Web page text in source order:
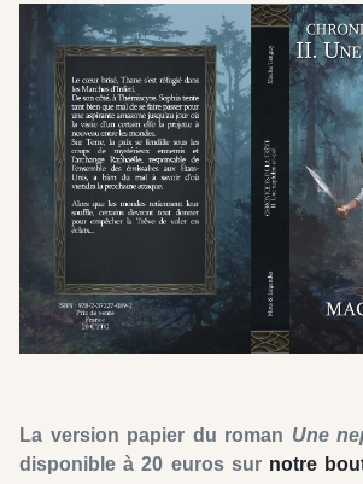
La version papier du roman Une
disponible à 20 euros sur notre